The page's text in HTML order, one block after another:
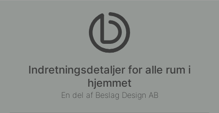
Indretningsdetaljer for alle rum i
hjemmet
En del af Beslag Design AB